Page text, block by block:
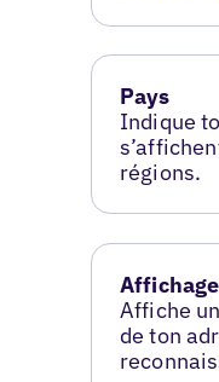
Pays
Indique
régions.
Affiche
de ton